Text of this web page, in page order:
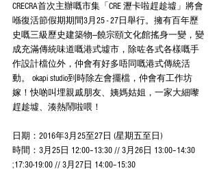
CRECRA首次主辦嘅市集「CRE 瀝卡啦趕趁墟」將會
喺復活節假期期間3月25 - 27日舉行。擁有百年歷
史嘅三級歷史建築物—饒宗頤文化館搖身一變，變
成充滿傳統味道嘅港式墟市，除咗各式各樣嘅手
作設計檔位外，仲會有好多唔同嘅港式傳統活
動。 okapi studio到時除左會擺檔，仲會有工作坊
嫁！快啲叫埋親戚朋友、姨媽姑姐，一家大細嚟
趕趁墟、湊熱鬧啦喂！
日期：2016年3月25至27日 (星期五至日)
時間：3月25日 12:00–13:30 // 3月26日 13:00–14:30
;17:30-19:00 // 3月27日 14:00–15:30